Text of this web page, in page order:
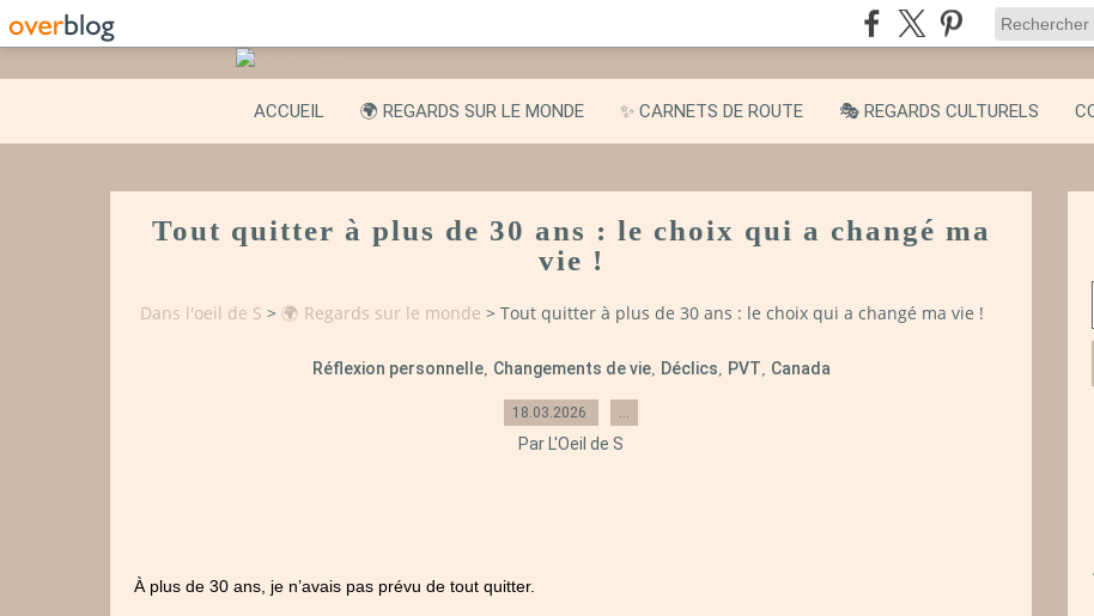
ACCUEIL 🌍 REGARDS SUR LE MONDE ✨ CARNETS DE ROUTE 🎭 REGARDS CULTURELS
Tout quitter à plus de 30 ans : le choix qui a changé ma
vie !
Dans l'oeil de S > 🌍 Regards sur le monde > Tout quitter à plus de 30 ans : le choix qui a changé ma vie !
Réflexion personnelle, Changements de vie, Déclics PVT Canada
18.03.2026
Par L'Oeil de S
À plus de 30 ans, je n’avais pas prévu de tout quitter.